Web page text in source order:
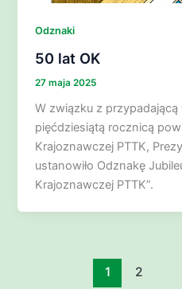
Odznaki
50 lat OK
27 maja 2025
W związku z
pięćdziesiątą rocznicą
Krajoznawczej PTTK,
ustanowiło Odznakę
Krajoznawczej PTTK”.
1 2